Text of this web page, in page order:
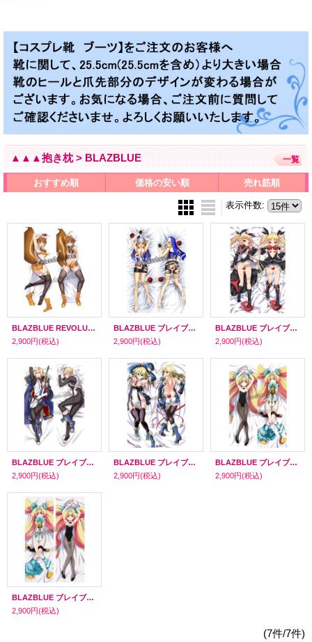
▲▲▲抱き枕 > BLAZBLUE 一覧
おすすめ順 価格の安い順 売れ筋順
表示件数:
BLAZBLUE REVOLUTION REBURNING マコト＝ナナヤ風 ●等身大 抱き枕カバー
2,900円(税込)
BLAZBLUE ブレイブルー ノエル＝ヴァーミリオン風 ●等身大 抱き枕カバー
2,900円(税込)
BLAZBLUE ブレイブルー レイチェル風 ●等身大 抱き枕カバー
2,900円(税込)
BLAZBLUE ブレイブルー ジン=キサラギ風 ●等身大 抱き枕カバー
2,900円(税込)
BLAZBLUE ブレイブルー ノエル＝ヴァーミリオン風 ●等身大 抱き枕カバー
2,900円(税込)
BLAZBLUE ブレイブルー プラチナ＝ザ＝トリニティ風 02 ●等身大 抱き枕カバー
2,900円(税込)
BLAZBLUE ブレイブルー プラチナ＝ザ＝トリニティ風 ●等身大 抱き枕カバー
2,900円(税込)
(7件/7件)